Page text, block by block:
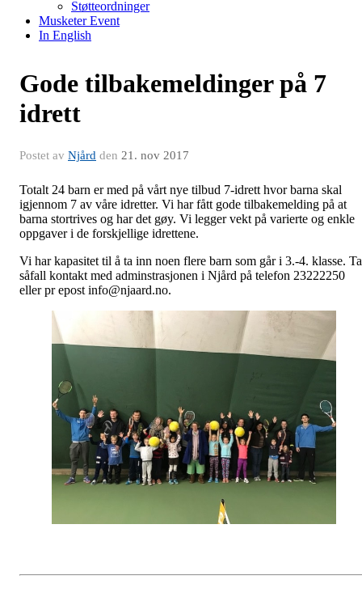
Støtteordninger
Musketer Event
In English
Gode tilbakemeldinger på 7
idrett
Postet av Njård den 21. nov 2017
Totalt 24 barn er med på vårt nye tilbud 7-idrett hvor barna skal
igjennom 7 av våre idretter. Vi har fått gode tilbakemelding på at
barna stortrives og har det gøy. Vi legger vekt på varierte og enkle
oppgaver i de forskjellige idrettene.
Vi har kapasitet til å ta inn noen flere barn som går i 3.-4. klasse.
såfall kontakt med adminstrasjonen i Njård på telefon 23222250
eller pr epost info@njaard.no.